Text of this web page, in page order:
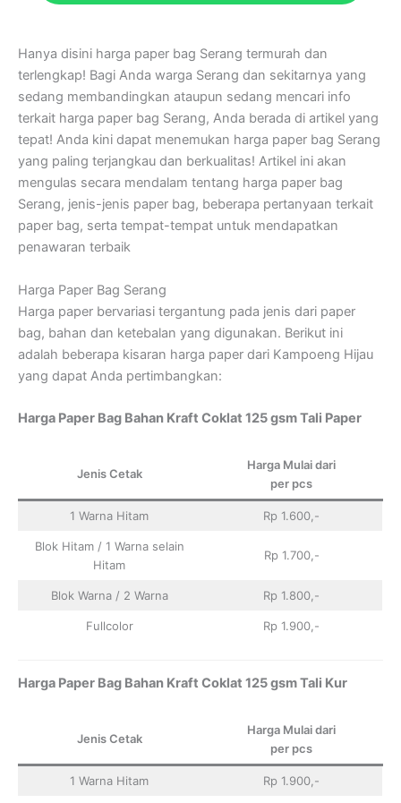
Hanya disini harga paper bag Serang termurah dan
terlengkap! Bagi Anda warga Serang dan sekitarnya yang
sedang membandingkan ataupun sedang mencari info
terkait harga paper bag Serang, Anda berada di artikel yang
tepat! Anda kini dapat menemukan harga paper bag Serang
yang paling terjangkau dan berkualitas! Artikel ini akan
mengulas secara mendalam tentang harga paper bag
Serang, jenis-jenis paper bag, beberapa pertanyaan terkait
paper bag, serta tempat-tempat untuk mendapatkan
penawaran terbaik
Harga Paper Bag Serang
Harga paper bervariasi tergantung pada jenis dari paper
bag, bahan dan ketebalan yang digunakan. Berikut ini
adalah beberapa kisaran harga paper dari Kampoeng Hijau
yang dapat Anda pertimbangkan:
Harga Paper Bag Bahan Kraft Coklat 125 gsm Tali Paper
Jenis Cetak
Harga Mulai dari
per pcs
1 Warna Hitam Rp 1.600,-
Blok Hitam / 1 Warna selain
Hitam
Rp 1.700,-
Blok Warna / 2 Warna Rp 1.800,-
Fullcolor Rp 1.900,-
Harga Paper Bag Bahan Kraft Coklat 125 gsm Tali Kur
Jenis Cetak
Harga Mulai dari
per pcs
1 Warna Hitam Rp 1.900,-